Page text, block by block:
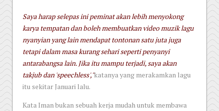
Saya harap selepas ini peminat akan lebih menyokong
karya tempatan dan boleh membuatkan video muzik lagu
nyanyian yang lain mendapat tontonan satu juta juga
tetapi dalam masa kurang sehari seperti penyanyi
antarabangsa lain. Jika itu mampu terjadi, saya akan
takjub dan 'speechless',"katanya yang merakamkan lagu
itu sekitar Januari lalu.
Kata Iman bukan sebuah kerja mudah untuk membawa